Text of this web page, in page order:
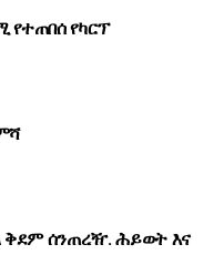
የካርፕ
ቅደም ሰንጠረዥ. ሕይወት እና